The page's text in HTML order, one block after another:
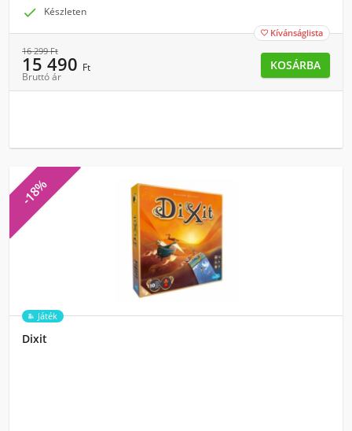
 Készleten
 Kívánságlista
16 299Ft
15 490 Ft
Bruttó ár
KOSÁRBA
-18%
Játék
Dixit